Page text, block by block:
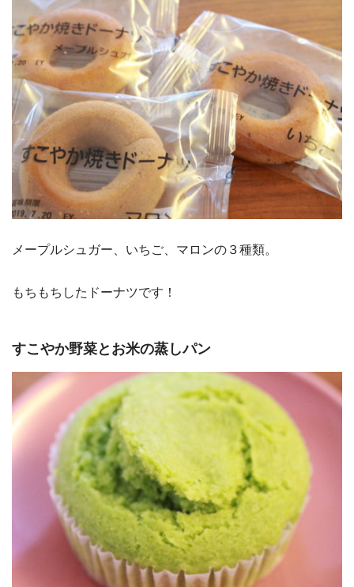
メープルシュガー、いちご、マロンの３種類。
もちもちしたドーナツです！
すこやか野菜とお米の蒸しパン